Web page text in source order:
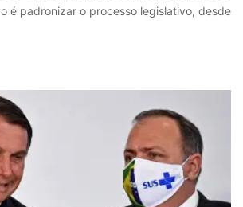
é padronizar o processo legislativo, desde